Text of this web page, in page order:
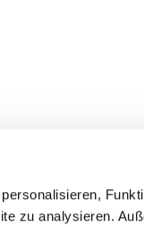
zu analysieren.